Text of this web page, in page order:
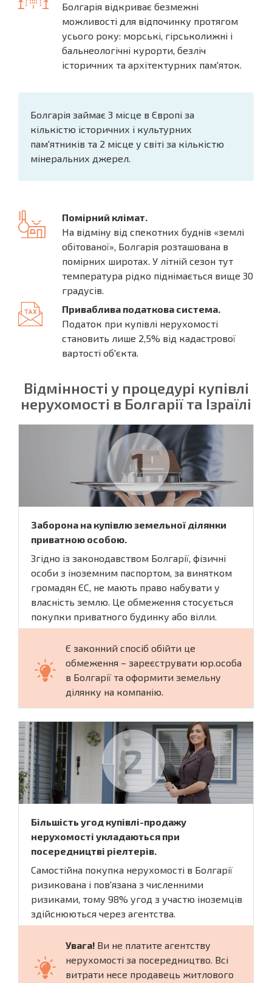
Болгарія відкриває безмежні
можливості для відпочинку протягом
усього року: морські, гірськолижні і
бальнеологічні курорти, безліч
історичних та архітектурних пам'яток.
Болгарія займає 3 місце в Європі за
кількістю історичних і культурних
пам'ятників та 2 місце у світі за кількістю
мінеральних джерел.
Помірний клімат.
На відміну від спекотних буднів «землі
обітованої», Болгарія розташована в
помірних широтах. У літній сезон тут
температура рідко піднімається вище 30
градусів.
Приваблива податкова система.
Податок при купівлі нерухомості
становить лише 2,5% від кадастрової
вартості об'єкта.
Відмінності у процедурі купівлі
нерухомості в Болгарії та Ізраїлі
Заборона на купівлю земельної ділянки
приватною особою.
Згідно із законодавством Болгарії, фізичні
особи з іноземним паспортом, за винятком
громадян ЄС, не мають право набувати у
власність землю. Це обмеження стосується
покупки приватного будинку або вілли.
Є законний спосіб обійти це
обмеження – зареєструвати юр.особа
в Болгарії та оформити земельну
ділянку на компанію.
Більшість угод купівлі-продажу
нерухомості укладаються при
посередництві ріелтерів.
Самостійна покупка нерухомості в Болгарії
ризикована і пов'язана з численними
ризиками, тому 98% угод з участю іноземців
здійснюються через агентства.
Увага! Ви не платите агентству
нерухомості за посередництво. Всі
витрати несе продавець житлового